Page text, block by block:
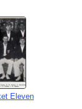
Eleven